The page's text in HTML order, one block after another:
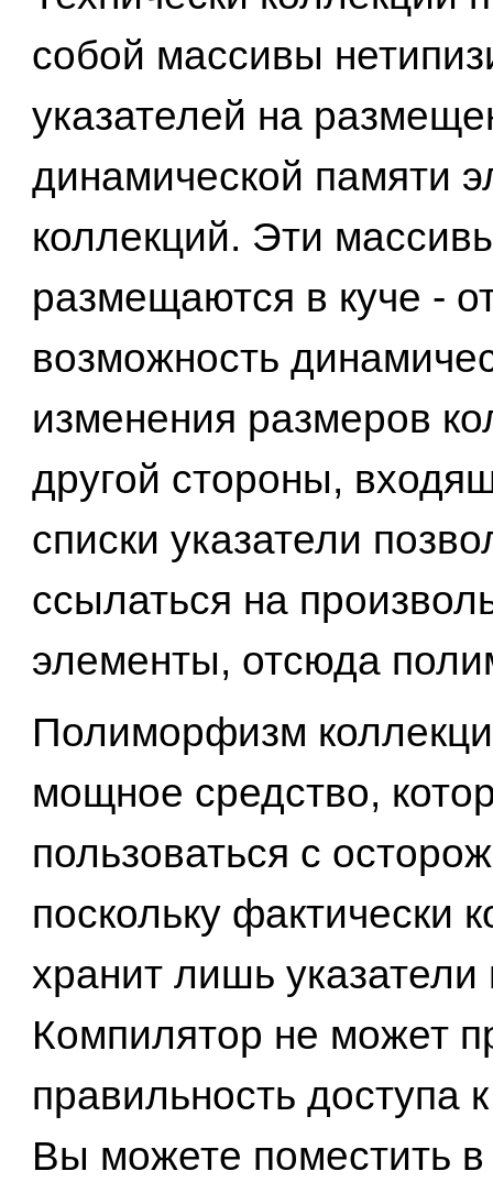
собой массивы
указателей на
динамической памяти
коллекций. Эти
размещаются в куче -
возможность
изменения размеров
другой стороны,
списки указатели
ссылаться на
элементы, отсюда
Полиморфизм
мощное средство,
пользоваться с
поскольку фактически
хранит лишь
Компилятор не может
правильность доступа
Вы можете поместить